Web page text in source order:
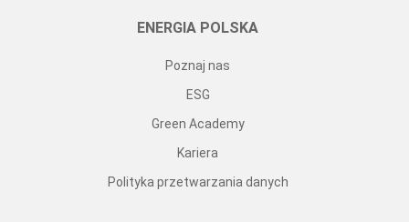
ENERGIA POLSKA
Poznaj nas
ESG
Green Academy
Kariera
Polityka przetwarzania danych